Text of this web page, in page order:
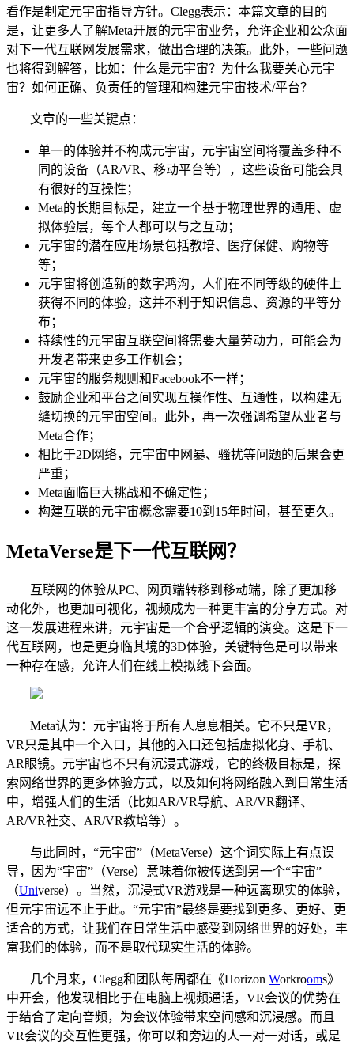
看作是制定元宇宙指导方针。Clegg表示：本篇文章的目的
是，让更多人了解Meta开展的元宇宙业务，允许企业和公众面
对下一代互联网发展需求，做出合理的决策。此外，一些问题
也将得到解答，比如：什么是元宇宙？为什么我要关心元宇
宙？如何正确、负责任的管理和构建元宇宙技术/平台？
文章的一些关键点：
单一的体验并不构成元宇宙，元宇宙空间将覆盖多种不
同的设备（AR/VR、移动平台等），这些设备可能会具
有很好的互操性；
Meta的长期目标是，建立一个基于物理世界的通用、虚
拟体验层，每个人都可以与之互动；
元宇宙的潜在应用场景包括教培、医疗保健、购物等
等；
元宇宙将创造新的数字鸿沟，人们在不同等级的硬件上
获得不同的体验，这并不利于知识信息、资源的平等分
布；
持续性的元宇宙互联空间将需要大量劳动力，可能会为
开发者带来更多工作机会；
元宇宙的服务规则和Facebook不一样；
鼓励企业和平台之间实现互操作性、互通性，以构建无
缝切换的元宇宙空间。此外，再一次强调希望从业者与
Meta合作；
相比于2D网络，元宇宙中网暴、骚扰等问题的后果会更
严重；
Meta面临巨大挑战和不确定性；
构建互联的元宇宙概念需要10到15年时间，甚至更久。
MetaVerse是下一代互联网？
互联网的体验从PC、网页端转移到移动端，除了更加移
动化外，也更加可视化，视频成为一种更丰富的分享方式。对
这一发展进程来讲，元宇宙是一个合乎逻辑的演变。这是下一
代互联网，也是更身临其境的3D体验，关键特色是可以带来
一种存在感，允许人们在线上模拟线下会面。
Meta认为：元宇宙将于所有人息息相关。它不只是VR，
VR只是其中一个入口，其他的入口还包括虚拟化身、手机、
AR眼镜。元宇宙也不只有沉浸式游戏，它的终极目标是，探
索网络世界的更多体验方式，以及如何将网络融入到日常生活
中，增强人们的生活（比如AR/VR导航、AR/VR翻译、
AR/VR社交、AR/VR教培等）。
与此同时，“元宇宙”（MetaVerse）这个词实际上有点误
导，因为“宇宙”（Verse）意味着你被传送到另一个“宇宙”
（Universe）。当然，沉浸式VR游戏是一种远离现实的体验，
但元宇宙远不止于此。“元宇宙”最终是要找到更多、更好、更
适合的方式，让我们在日常生活中感受到网络世界的好处，丰
富我们的体验，而不是取代现实生活的体验。
几个月来，Clegg和团队每周都在《Horizon Workrooms》
中开会，他发现相比于在电脑上视频通话，VR会议的优势在
于结合了定向音频，为会议体验带来空间感和沉浸感。而且
VR会议的交互性更强，你可以和旁边的人一对一对话，或是